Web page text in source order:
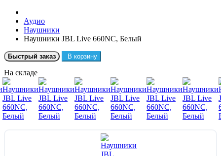
Аудио
Наушники
Наушники JBL Live 660NC, Белый
Быстрый заказ В корзину
На складе